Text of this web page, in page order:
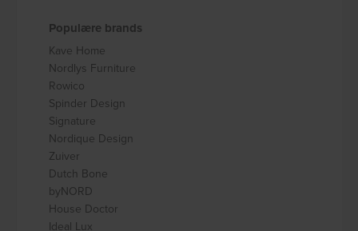
Populære brands
Kave Home
Nordlys Furniture
Rowico
Spinder Design
Signature
Nordique Design
Zuiver
Dutch Bone
byNORD
House Doctor
Ideal Lux